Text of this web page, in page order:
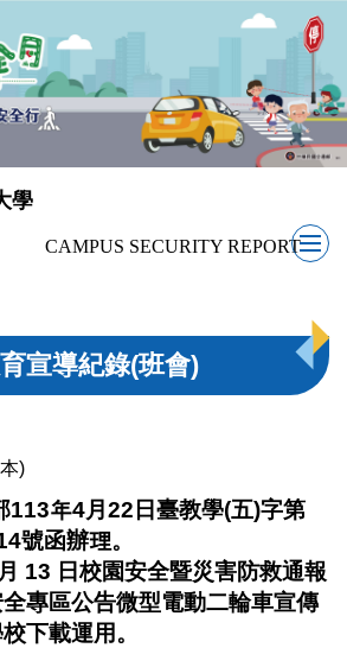
學
CAMPUS SECURITY REPORT
宣導紀錄(班會)
)
113年4月22日臺教學(五)字第
號函辦理。
13 日校園安全暨災害防救通報
專區公告微型電動二輪車宣傳
校下載運用。